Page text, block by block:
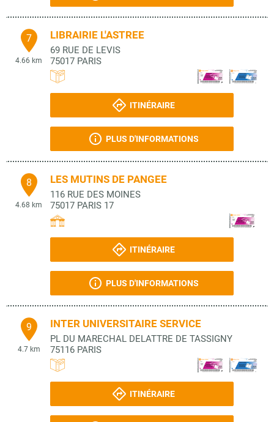
7
4.66 km
LIBRAIRIE L'ASTREE
69 RUE DE LEVIS
75017 PARIS
ITINÉRAIRE
PLUS D'INFORMATIONS
8
4.68 km
LES MUTINS DE PANGEE
116 RUE DES MOINES
75017 PARIS 17
ITINÉRAIRE
PLUS D'INFORMATIONS
9
4.7 km
INTER UNIVERSITAIRE SERVICE
PL DU MARECHAL DELATTRE DE TASSIGNY
75116 PARIS
ITINÉRAIRE